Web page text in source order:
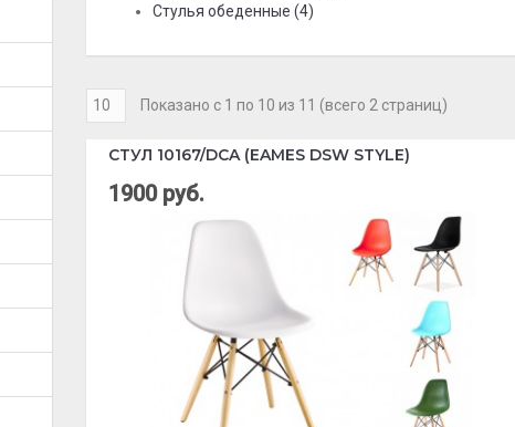
Стулья обеденные (4)
Показано с 1 по 10 из 11 (всего 2 страниц)
СТУЛ 10167/DCA (EAMES DSW STYLE)
1900 руб.